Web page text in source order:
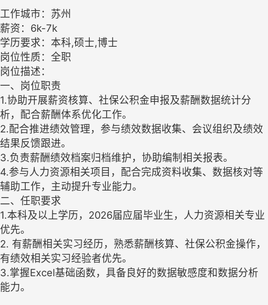
工作城市：苏州
薪资：6k-7k
学历要求：本科,硕士,博士
岗位性质：全职
岗位描述：
一、岗位职责
1.协助开展薪资核算、社保公积金申报及薪酬数据统计分
析，配合薪酬体系优化工作。
2.配合推进绩效管理，参与绩效数据收集、会议组织及绩效
结果反馈跟进。
3.负责薪酬绩效档案归档维护，协助编制相关报表。
4.参与人力资源相关项目，配合完成资料收集、数据核对等
辅助工作，主动提升专业能力。
二、任职要求
1.本科及以上学历，2026届应届毕业生，人力资源相关专业
优先。
2. 有薪酬相关实习经历，熟悉薪酬核算、社保公积金操作，
有绩效相关实习经验者优先。
3.掌握Excel基础函数，具备良好的数据敏感度和数据分析
能力。